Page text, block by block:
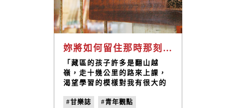
妳將如何留住那時那刻的感動，讓它不在真實的生活裡逐漸被世故沖散 —— 唐青古物商行
「藏區的孩子許多是翻山越
嶺，走十幾公里的路來上課，
渴望學習的模樣對我有很大的
苦，讀書是難得可貴的事，你
#甘樂誌 #青年觀點